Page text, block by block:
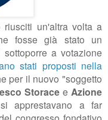
riusciti un'altra volta a
fosse già stato un
a votazione
stati proposti nella
per il nuovo "soggetto
Storacee Azione
si apprestavano a far